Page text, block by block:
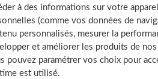
Parents, profitez d’allocations pour la
Des aides sociales pour les familles
Parent au foyer : renseignez-vous sur
Qui peut prétendre à l’allocation de
à des informations sur votre
(comme vos données de
personnalisés, mesurer la
et améliorer les produits de nos
pouvez paramétrer vos choix pour
est utilisé.